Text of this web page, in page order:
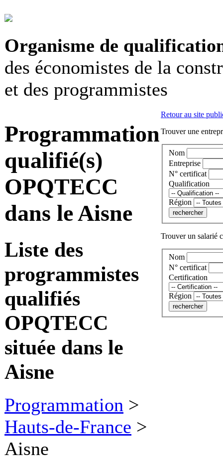
Organisme de
des économistes de la
et des programmistes
Programmation
qualifié(s)
OPQTECC
dans le Aisne
Liste des
programmistes
qualifiés
OPQTECC
située dans le
Aisne
Programmation >
Hauts-de-France >
Aisne
Retour au site
Trouver une
Nom
Entreprise
N° certificat
Qualification
Région
Trouver un salarié
Nom
N° certificat
Certification
Région